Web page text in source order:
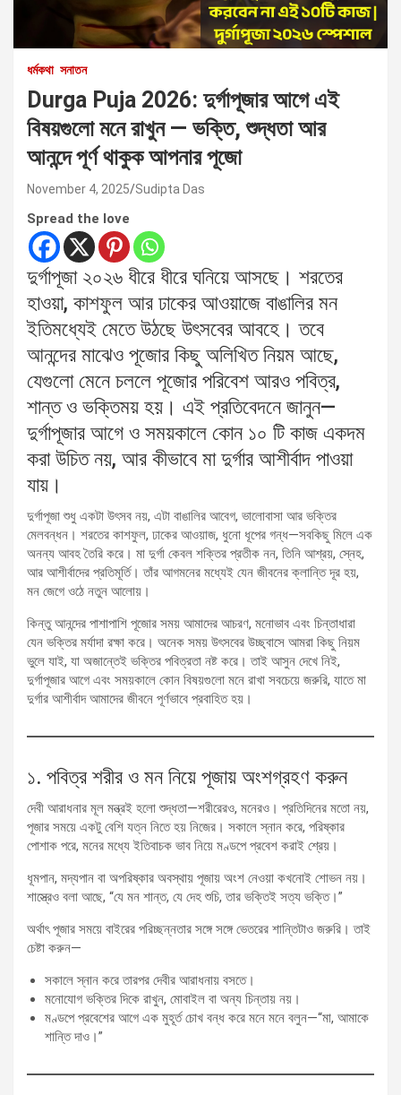
ধর্মকথা সনাতন
Durga Puja 2026: দুর্গাপূজার আগে এই
বিষয়গুলো মনে রাখুন — ভক্তি, শুদ্ধতা আর
আনন্দে পূর্ণ থাকুক আপনার পূজো
November 4, 2025 Sudipta Das
Spread the love
দুর্গাপূজা ২০২৬ ধীরে ধীরে ঘনিয়ে আসছে। শরতের
হাওয়া, কাশফুল আর ঢাকের আওয়াজে বাঙালির মন
ইতিমধ্যেই মেতে উঠছে উৎসবের আবহে। তবে
আনন্দের মাঝেও পূজোর কিছু অলিখিত নিয়ম আছে,
যেগুলো মেনে চললে পূজোর পরিবেশ আরও পবিত্র,
শান্ত ও ভক্তিময় হয়। এই প্রতিবেদনে জানুন—
দুর্গাপূজার আগে ও সময়কালে কোন ১০ টি কাজ একদম
করা উচিত নয়, আর কীভাবে মা দুর্গার আশীর্বাদ পাওয়া
যায়।
দুর্গাপূজা শুধু একটা উৎসব নয়, এটা বাঙালির আবেগ, ভালোবাসা আর ভক্তির
মেলবন্ধন। শরতের কাশফুল, ঢাকের আওয়াজ, ধুনো ধূপের গন্ধ—সবকিছু মিলে এক
অনন্য আবহ তৈরি করে। মা দুর্গা কেবল শক্তির প্রতীক নন, তিনি আশ্রয়, স্নেহ,
আর আশীর্বাদের প্রতিমূর্তি। তাঁর আগমনের মধ্যেই যেন জীবনের ক্লান্তি দূর হয়,
মন জেগে ওঠে নতুন আলোয়।
কিন্তু আনন্দের পাশাপাশি পূজোর সময় আমাদের আচরণ, মনোভাব এবং চিন্তাধারা
যেন ভক্তির মর্যাদা রক্ষা করে। অনেক সময় উৎসবের উচ্ছ্বাসে আমরা কিছু নিয়ম
ভুলে যাই, যা অজান্তেই ভক্তির পবিত্রতা নষ্ট করে। তাই আসুন দেখে নিই,
দুর্গাপূজার আগে এবং সময়কালে কোন বিষয়গুলো মনে রাখা সবচেয়ে জরুরি, যাতে মা
দুর্গার আশীর্বাদ আমাদের জীবনে পূর্ণভাবে প্রবাহিত হয়।
১. পবিত্র শরীর ও মন নিয়ে পূজায় অংশগ্রহণ করুন
দেবী আরাধনার মূল মন্ত্রই হলো শুদ্ধতা—শরীরেরও, মনেরও। প্রতিদিনের মতো নয়,
পূজার সময়ে একটু বেশি যত্ন নিতে হয় নিজের। সকালে স্নান করে, পরিষ্কার
পোশাক পরে, মনের মধ্যে ইতিবাচক ভাব নিয়ে মণ্ডপে প্রবেশ করাই শ্রেয়।
ধূমপান, মদ্যপান বা অপরিষ্কার অবস্থায় পূজায় অংশ নেওয়া কখনোই শোভন নয়।
শাস্ত্রেও বলা আছে, “যে মন শান্ত, যে দেহ শুচি, তার ভক্তিই সত্য ভক্তি।”
অর্থাৎ পূজার সময়ে বাইরের পরিচ্ছন্নতার সঙ্গে সঙ্গে ভেতরের শান্তিটাও জরুরি। তাই
চেষ্টা করুন—
সকালে স্নান করে তারপর দেবীর আরাধনায় বসতে।
মনোযোগ ভক্তির দিকে রাখুন, মোবাইল বা অন্য চিন্তায় নয়।
মণ্ডপে প্রবেশের আগে এক মুহূর্ত চোখ বন্ধ করে মনে মনে বলুন—“মা, আমাকে
শান্তি দাও।”